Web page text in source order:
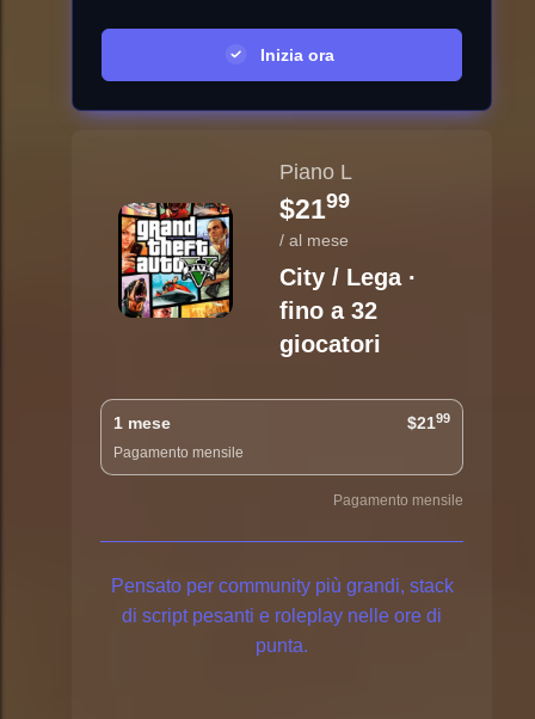
Inizia ora
Piano L
$2199
/ al mese
City / Lega ·
fino a 32
giocatori
1 mese $2199
Pagamento mensile
Pagamento mensile
Pensato per community più grandi, stack
di script pesanti e roleplay nelle ore di
punta.